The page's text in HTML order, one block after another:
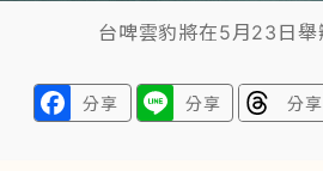
台啤雲豹將在5月23日
分享 分享 分享